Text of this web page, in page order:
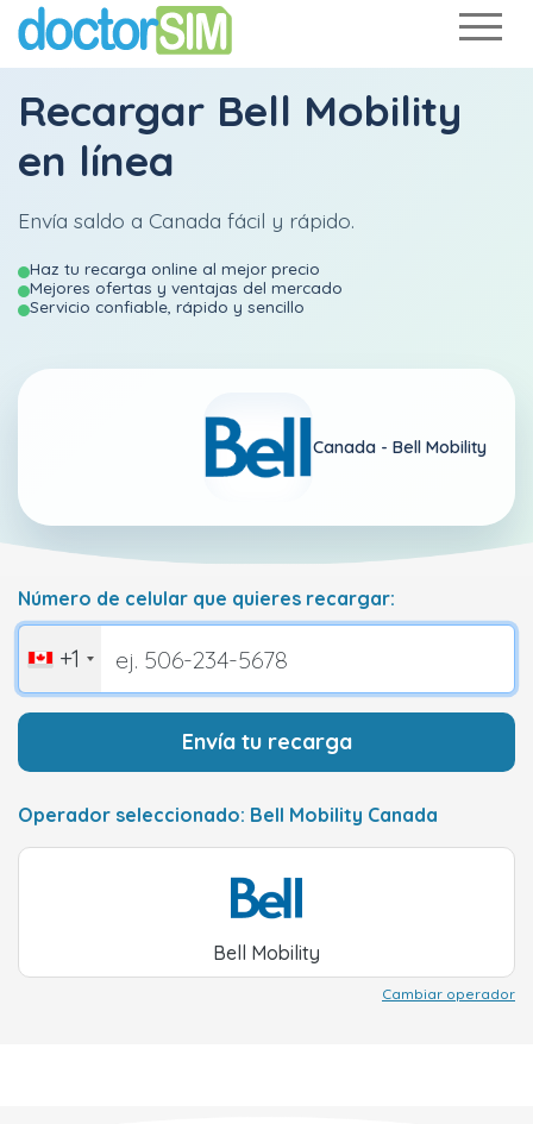
Recargar Bell Mobility
en línea
Envía saldo a Canada fácil y rápido.
Haz tu recarga online al mejor precio
Mejores ofertas y ventajas del mercado
Servicio confiable, rápido y sencillo
Canada - Bell Mobility
Número de celular que quieres recargar:
+1
Envía tu recarga
Operador seleccionado: Bell Mobility Canada
Bell Mobility
Cambiar operador